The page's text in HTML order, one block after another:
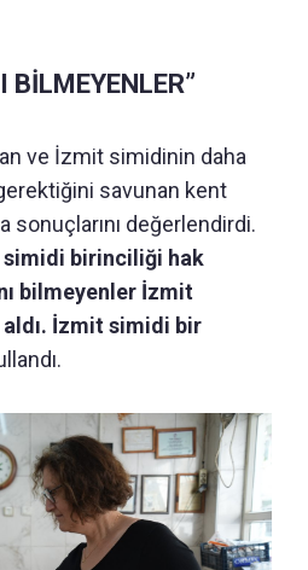
ve İzmit simidinin daha
savunan kent
sonuçlarını değerlendirdi.
birinciliği hak
bilmeyenler İzmit
aldı. İzmit simidi bir